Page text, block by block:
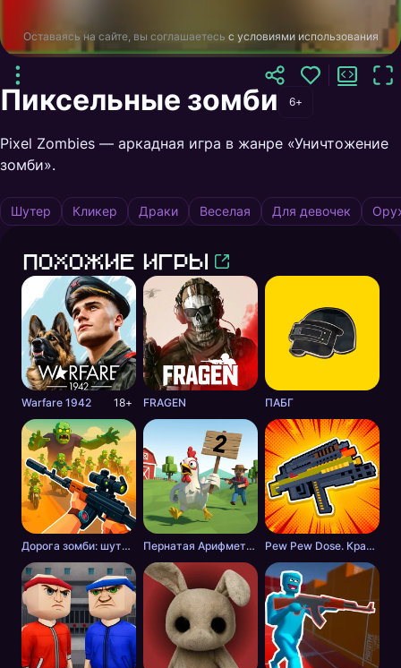
Оставаясь на сайте, вы соглашаетесь с условиями использования
Пиксельные зомби 6+
Pixel Zombies — аркадная игра в жанре «Уничтожение
зомби».
Шутер Кликер Драки Веселая Для девочек
Похожие игры
Warfare 1942 18+ FRAGEN ПАБГ
Дорога зомби: шутер с разрушениями Пернатая Арифметика Pew Pew Dose. Крафт оружия